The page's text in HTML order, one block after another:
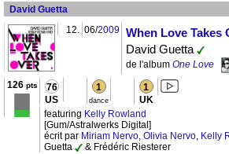
David Guetta
12. 06/2009
When Love Takes
David Guetta
de l'album One Love
126pts 76
US
1
dance
1
UK
featuring Kelly Rowland
[Gum/Astralwerks Digital]
écrit par Miriam Nervo, Olivia Nervo, Kelly
Guetta
& Frédéric Riesterer